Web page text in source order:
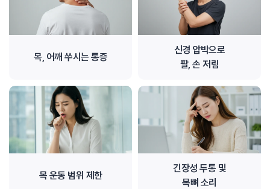
목, 어깨 쑤시는 통증
신경 압박으로
팔, 손 저림
목 운동 범위 제한
긴장성 두통 및
목뼈 소리